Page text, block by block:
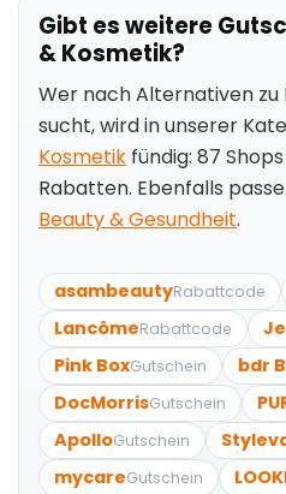
Gibt es weitere
& Kosmetik?
Wer nach Alternativen
sucht, wird in unserer
Kosmetik fündig: 87
Rabatten. Ebenfalls
Beauty & Gesundheit.
asambeautyRabattcode
LancômeRabattcode
Pink BoxGutschein bdr
DocMorrisGutschein
ApolloGutschein
mycareGutschein